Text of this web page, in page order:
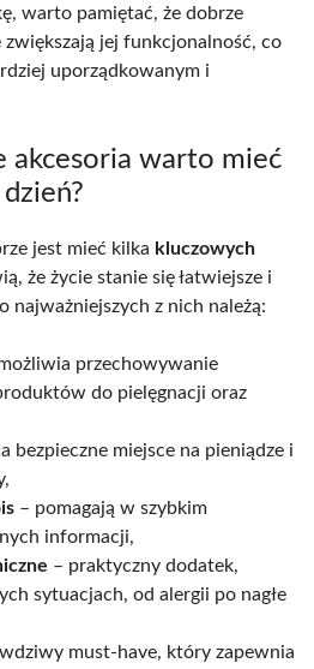
warto pamiętać, że dobrze
zwiększają jej funkcjonalność, co
uporządkowanym i
akcesoria warto mieć
jest mieć kilka kluczowych
że życie stanie się łatwiejsze i
najważniejszych z nich należą:
przechowywanie
do pielęgnacji oraz
bezpieczne miejsce na pieniądze i
– pomagają w szybkim
informacji,
– praktyczny dodatek,
sytuacjach, od alergii po nagłe
must-have, który zapewnia